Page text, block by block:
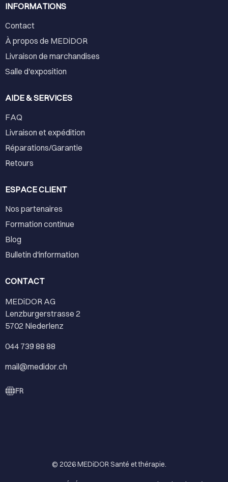
INFORMATIONS
Contact
À propos de MEDiDOR
Livraison de marchandises
Salle d'exposition
AIDE & SERVICES
FAQ
Livraison et expédition
Réparations/Garantie
Retours
ESPACE CLIENT
Nos partenaires
Formation continue
Blog
Bulletin d'information
CONTACT
MEDiDOR AG
Lenzburgerstrasse 2
5702 Niederlenz
044 739 88 88
mail@medidor.ch
FR
© 2026MEDiDOR Santé et thérapie.